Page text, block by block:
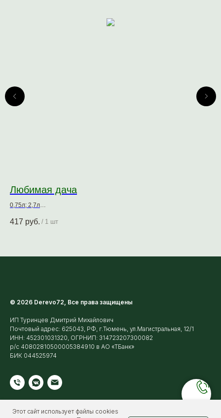
Любимая дача
0,75л; 2,7л
417 руб. / 1 шт
© 2026 Derevo72, Все права защищены
ИП Туринцев Дмитрий Михайлович
Почтовый адрес: 625043, РФ, г.Тюмень, ул.Магистральная, 12/1
ИНН: 452301031320, ОГРНИП: 314723207300082
р/с 40802810500005384910 в АО «ТБанк»
БИК 044525974
Этот сайт использует файлы cookies